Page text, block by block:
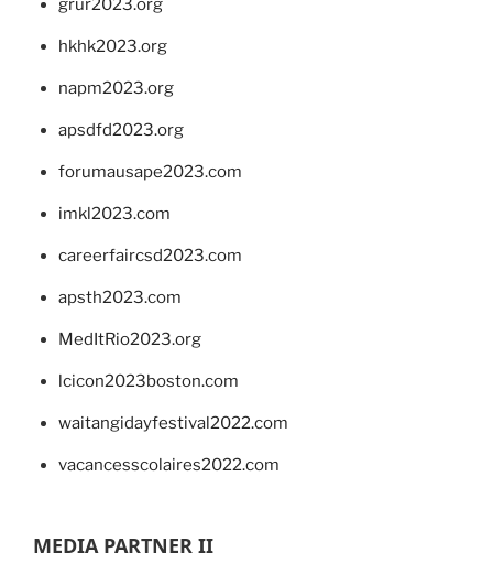
grur2023.org
hkhk2023.org
napm2023.org
apsdfd2023.org
forumausape2023.com
imkl2023.com
careerfaircsd2023.com
apsth2023.com
MedItRio2023.org
lcicon2023boston.com
waitangidayfestival2022.com
vacancesscolaires2022.com
MEDIA PARTNER II